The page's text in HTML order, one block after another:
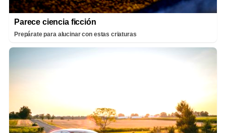
Parece ciencia ficción
Prepárate para alucinar con estas criaturas